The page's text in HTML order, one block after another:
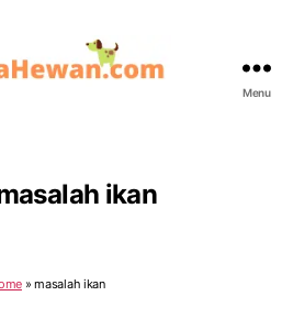
Menu
ikan
»masalah ikan